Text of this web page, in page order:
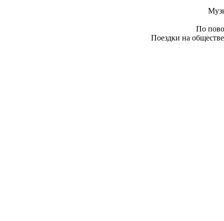
По
Поездки на